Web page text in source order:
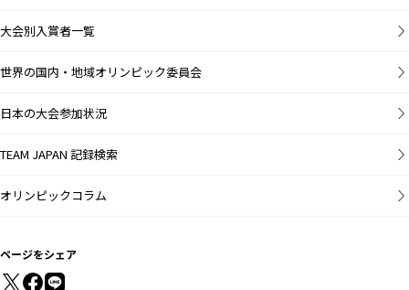
大会別入賞者一覧
世界の国内・地域オリンピック委員会
日本の大会参加状況
TEAM JAPAN 記録検索
オリンピックコラム
ページをシェア